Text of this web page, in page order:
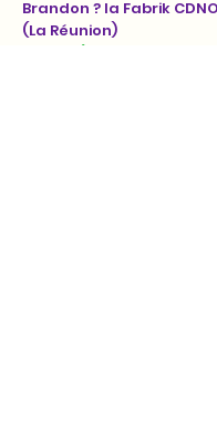
Brandon ? la Fabrik
(La Réunion)
25 avril